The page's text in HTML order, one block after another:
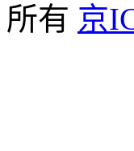
所有 京